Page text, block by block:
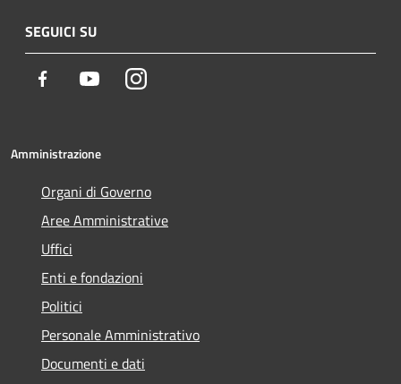
SEGUICI SU
Facebook YoutubeInstagram
Amministrazione
Organi di Governo
Aree Amministrative
Uffici
Enti e fondazioni
Politici
Personale Amministrativo
Documenti e dati